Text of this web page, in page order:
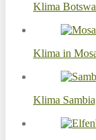
Klima
Klima in
Klima